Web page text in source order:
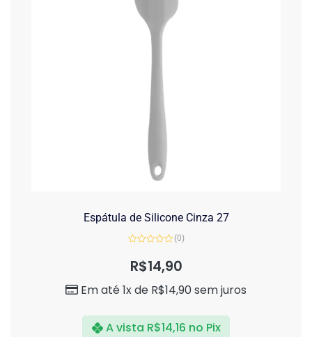
Espátula de Silicone Cinza 27
de
(0)
R$14,90
Em até 1x de R$14,90sem juros
A vista R$14,16 no Pix